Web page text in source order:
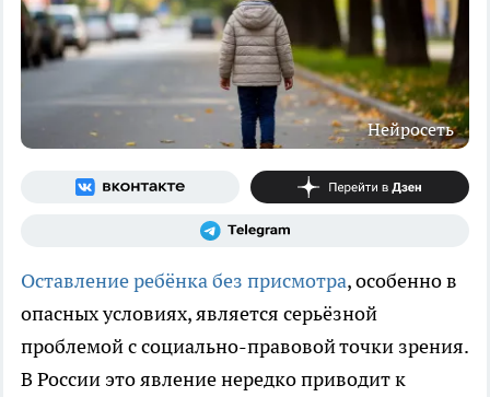
Нейросеть
Оставление ребёнка без присмотра, особенно в
опасных условиях, является серьёзной
проблемой с социально-правовой точки зрения.
В России это явление нередко приводит к